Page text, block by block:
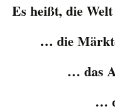
Es heißt, die
… die Märkte
… das
… der